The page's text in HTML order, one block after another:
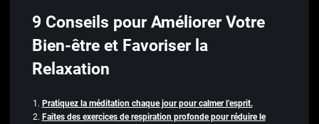
9 Conseils pour Améliorer Votre
Bien-être et Favoriser la
Relaxation
Pratiquez la méditation chaque jour pour calmer l’esprit.
Faites des exercices de respiration profonde pour réduire le